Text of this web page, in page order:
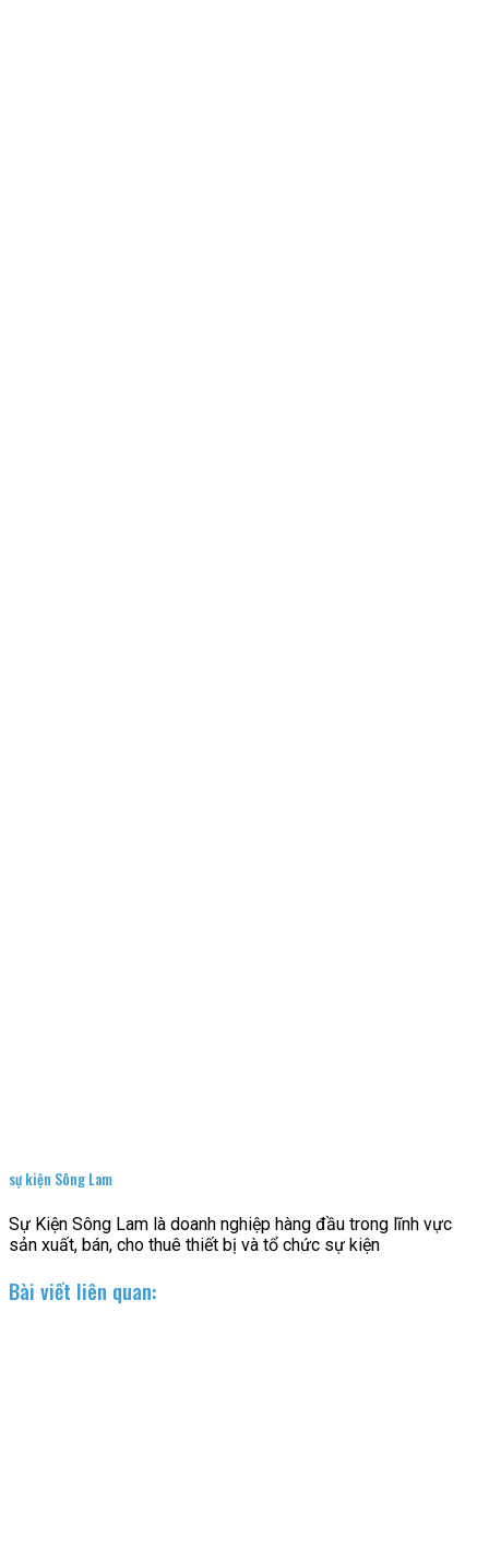
sự kiện Sông Lam
Sự Kiện Sông Lam là doanh nghiệp hàng đầu trong lĩnh vực
sản xuất, bán, cho thuê thiết bị và tổ chức sự kiện
Bài viết liên quan: